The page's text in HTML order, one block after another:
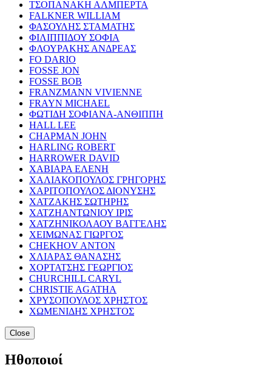
ΤΣΟΠΑΝΑΚΗ ΑΛΜΠΕΡΤΑ
FALKNER WILLIAM
ΦΑΣΟΥΛΗΣ ΣΤΑΜΑΤΗΣ
ΦΙΛΙΠΠΙΔΟΥ ΣΟΦΙΑ
ΦΛΟΥΡΑΚΗΣ ΑΝΔΡΕΑΣ
FO DARIO
FOSSE JON
FOSSE BOB
FRANZMANN VIVIENNE
FRAYN MICHAEL
ΦΩΤΙΔΗ ΣΟΦΙΑΝΑ-ΑΝΘΙΠΠΗ
HALL LEE
CHAPMAN JOHN
HARLING ROBERT
HARROWER DAVID
ΧΑΒΙΑΡΑ ΕΛΕΝΗ
ΧΑΛΙΑΚΟΠΟΥΛΟΣ ΓΡΗΓΟΡΗΣ
ΧΑΡΙΤΟΠΟΥΛΟΣ ΔΙΟΝΥΣΗΣ
ΧΑΤΖΑΚΗΣ ΣΩΤΗΡΗΣ
ΧΑΤΖΗΑΝΤΩΝΙΟΥ ΙΡΙΣ
ΧΑΤΖΗΝΙΚΟΛΑΟΥ ΒΑΓΓΕΛΗΣ
ΧΕΙΜΩΝΑΣ ΓΙΩΡΓΟΣ
CHEKHOV ANTON
ΧΛΙΑΡΑΣ ΘΑΝΑΣΗΣ
ΧΟΡΤΑΤΣΗΣ ΓΕΩΡΓΙΟΣ
CHURCHILL CARYL
CHRISTIE AGATHA
ΧΡΥΣΟΠΟΥΛΟΣ ΧΡΗΣΤΟΣ
ΧΩΜΕΝΙΔΗΣ ΧΡΗΣΤΟΣ
Close
Ηθοποιοί